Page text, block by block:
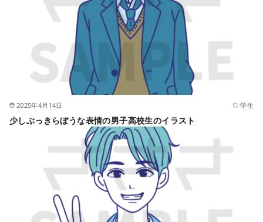
2025年4月14日 学生
少しぶっきらぼうな表情の男子高校生のイラスト